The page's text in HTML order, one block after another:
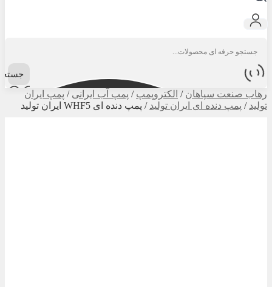
رهاب صنعت سپاهان / الکتروپمپ / پمپ آب ایرانی / پمپ ایران
تولید / پمپ دنده ای ایران تولید / پمپ دنده ای WHF5 ایران تولید